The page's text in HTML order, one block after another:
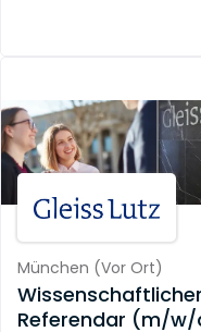
München (Vor Ort)
Referendar (m/